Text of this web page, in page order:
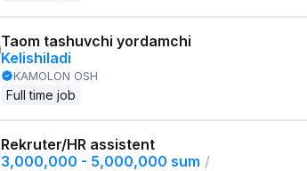
Taom tashuvchi yordamchi
Kelishiladi
KAMOLON OSH
Full time job
Rekruter/HR assistent
3,000,000 - 5,000,000 sum /